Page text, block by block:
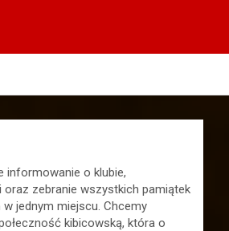
informowanie o klubie,
oraz zebranie wszystkich pamiątek
jednym miejscu. Chcemy
kibicowską, która o